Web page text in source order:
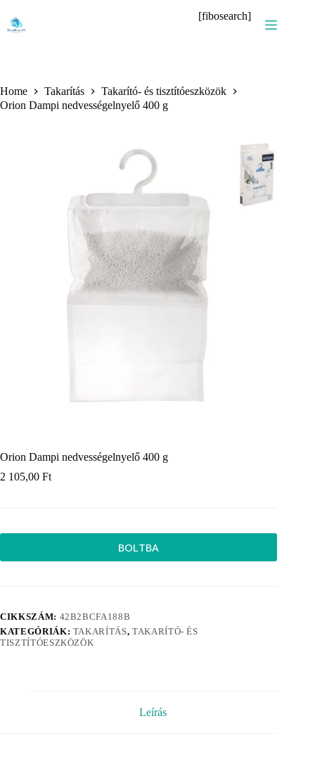
content
[fibosearch]
Home Takarítás
Takarító- és tisztítóeszközök
Orion Dampi nedvességelnyelő 400 g
Orion Dampi nedvességelnyelő 400 g
2 105,00 Ft
BOLTBA
CIKKSZÁM: 42B2BCFA188B
KATEGÓRIÁK: TAKARÍTÁS, TAKARÍTÓ- ÉS
TISZTÍTÓESZKÖZÖK
Leírás